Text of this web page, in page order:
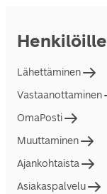
Henkilöille
Lähettäminen
Vastaanottaminen
OmaPosti
Muuttaminen
Ajankohtaista
Asiakaspalvelu